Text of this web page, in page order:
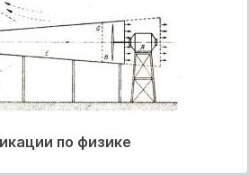
по физике